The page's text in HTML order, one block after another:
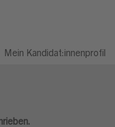
Mein Kandidat:innenprofil